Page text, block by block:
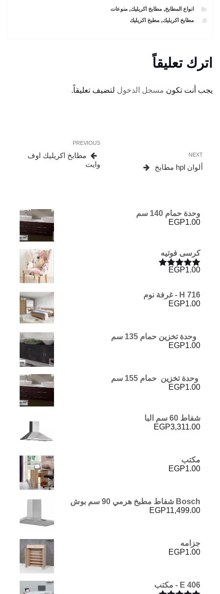
CATEGORIES
انواع المطابخ,مطابخ اكريليك,منوعات
TAGS
مطابخ اكريليك,مطبخ اكريليك
اترك تعليقاً
يجب أنت تكون مسجل الدخول لتضيف تعليقاً.
المقالات
Previous
Post
PREVIOUS
مطابخ اكريليك اوف
وايت
Next
Post
NEXT
ألوان hpl مطابخ
وحدة حمام 140 سم
EGP1.00
كرسى فوتيه
تم التقييم
EGP1.00
H 716 - غرفة نوم
EGP1.00
وحدة تخزين حمام 135 سم
EGP1.00
وحدة تخزين حمام 155 سم
EGP1.00
شفاط 60 سم البا
EGP3,311.00
مكتب
EGP1.00
Bosch شفاط مطبخ هرمي 90 سم بوش
EGP11,499.00
جزامه
EGP1.00
E 406 - مكتب